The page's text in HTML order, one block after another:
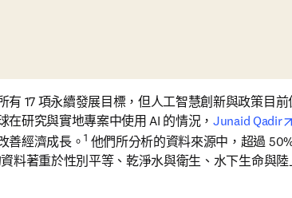
有 17 項永續發展目標，但人工智慧創新與政策目
在研究與實地專案中使用 AI 的情況，Junaid Qadir
善經濟成長。 1 他們所分析的資料來源中，超過
料著重於性別平等、乾淨水與衛生、水下生命與陸